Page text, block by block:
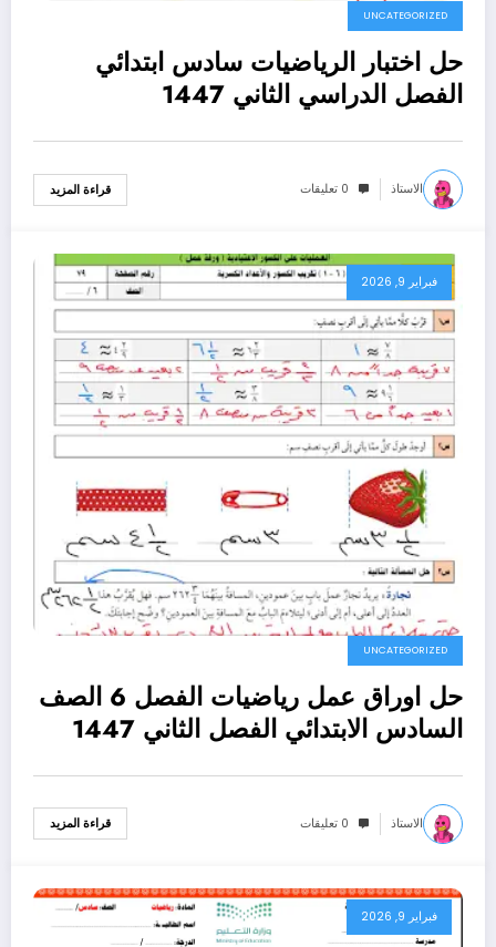
UNCATEGORIZED
حل اختبار الرياضيات سادس ابتدائي
الفصل الدراسي الثاني 1447
الاستاذ 0 تعليقات قراءة المزيد
فبراير 9, 2026
UNCATEGORIZED
حل اوراق عمل رياضيات الفصل 6 الصف
السادس الابتدائي الفصل الثاني 1447
الاستاذ 0 تعليقات قراءة المزيد
فبراير 9, 2026